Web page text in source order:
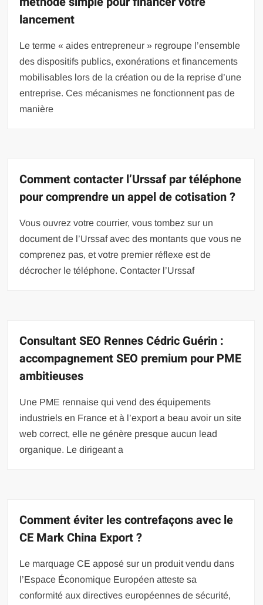
lancement
Le terme « aides entrepreneur » regroupe l’ensemble
des dispositifs publics, exonérations et financements
mobilisables lors de la création ou de la reprise d’une
entreprise. Ces mécanismes ne fonctionnent pas de
manière
Comment contacter l’Urssaf par téléphone
pour comprendre un appel de cotisation ?
Vous ouvrez votre courrier, vous tombez sur un
document de l’Urssaf avec des montants que vous ne
comprenez pas, et votre premier réflexe est de
décrocher le téléphone. Contacter l’Urssaf
Consultant SEO Rennes Cédric Guérin :
accompagnement SEO premium pour PME
ambitieuses
Une PME rennaise qui vend des équipements
industriels en France et à l’export a beau avoir un site
web correct, elle ne génère presque aucun lead
organique. Le dirigeant a
Comment éviter les contrefaçons avec le
CE Mark China Export ?
Le marquage CE apposé sur un produit vendu dans
l’Espace Économique Européen atteste sa
conformité aux directives européennes de sécurité,